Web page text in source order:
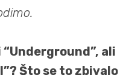
ali
Što se to zbivalo